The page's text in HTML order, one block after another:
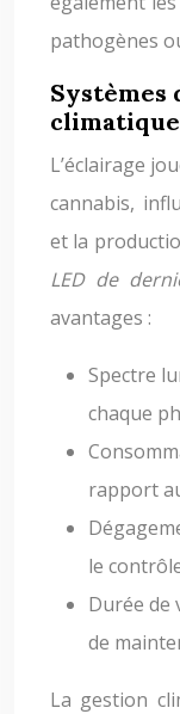
pathogènes
Systèmes
L’éclairage
cannabis,
et la
LED de
avantages :
Spectre
chaque
rapport
le
Durée de
de
La gestion